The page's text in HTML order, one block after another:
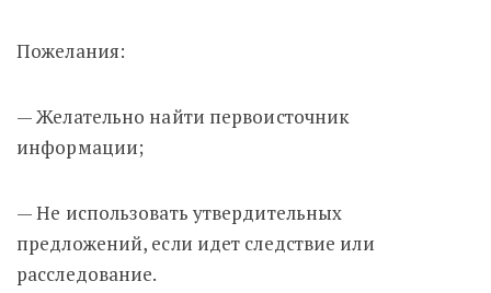
Пожелания:
— Желательно найти первоисточник
информации;
— Не использовать утвердительных
предложений, если идет следствие или
расследование.